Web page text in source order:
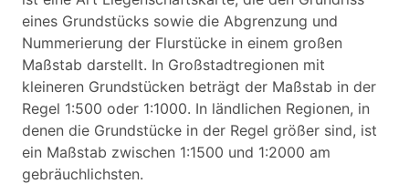
eines Grundstücks sowie die Abgrenzung und
Nummerierung der Flurstücke in einem großen
Maßstab darstellt. In Großstadtregionen mit
kleineren Grundstücken beträgt der Maßstab in der
Regel 1:500 oder 1:1000. In ländlichen Regionen, in
denen die Grundstücke in der Regel größer sind, ist
ein Maßstab zwischen 1:1500 und 1:2000 am
gebräuchlichsten.